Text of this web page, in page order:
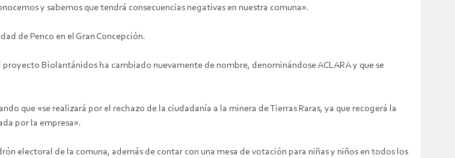
y sabemos que tendrá consecuencias negativas en nuestra comuna».
de Penco en el Gran Concepción.
Biolantánidos ha cambiado nuevamente de nombre, denominándose ACLARA y que se
que «se realizará por el rechazo de la ciudadanía a la minera de Tierras Raras, ya que recogerá la
por la empresa».
electoral de la comuna, además de contar con una mesa de votación para niñas y niños en todos los